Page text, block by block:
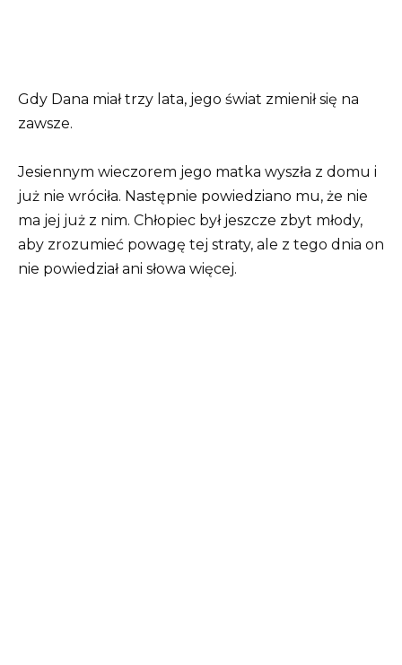
Gdy Dana miał trzy lata, jego świat zmienił się na
zawsze.
Jesiennym wieczorem jego matka wyszła z domu i
już nie wróciła. Następnie powiedziano mu, że nie
ma jej już z nim. Chłopiec był jeszcze zbyt młody,
aby zrozumieć powagę tej straty, ale z tego dnia on
nie powiedział ani słowa więcej.